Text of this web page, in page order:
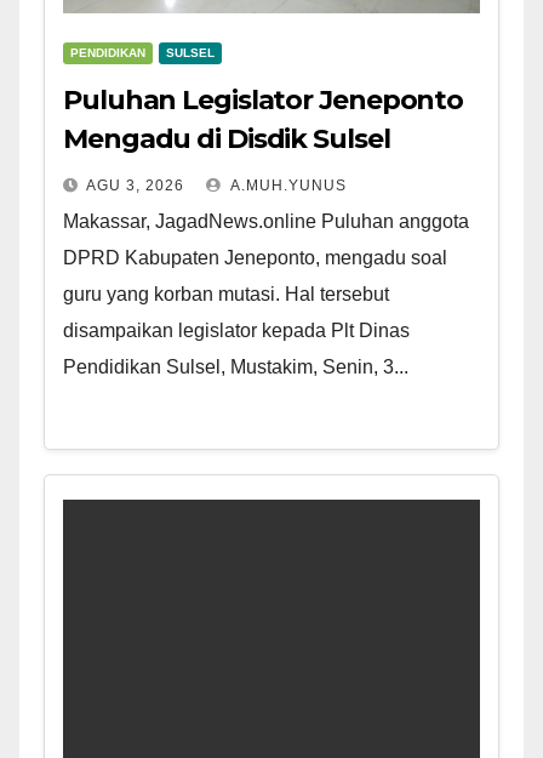
PENDIDIKAN SULSEL
Puluhan Legislator Jeneponto
Mengadu di Disdik Sulsel
AGU 3, 2026 A.MUH.YUNUS
Makassar, JagadNews.online Puluhan anggota
DPRD Kabupaten Jeneponto, mengadu soal
guru yang korban mutasi. Hal tersebut
disampaikan legislator kepada Plt Dinas
Pendidikan Sulsel, Mustakim, Senin, 3...